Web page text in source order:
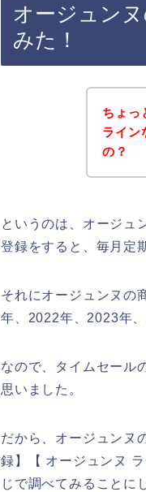
オージュン
みた！
ちょっ
ライン
の？
というのは、オージュ
登録をすると、毎月定
それにオージュンヌの
年、2022年、2023年
なので、タイムセール
思いました。
だから、オージュンヌ
録】【 オージュンヌ
じで調べてみることに